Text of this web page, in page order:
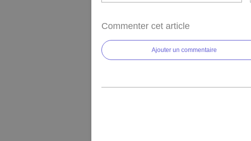
Commenter cet article
Ajouter un commentaire